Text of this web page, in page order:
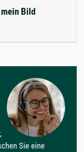
Bild
Sie eine